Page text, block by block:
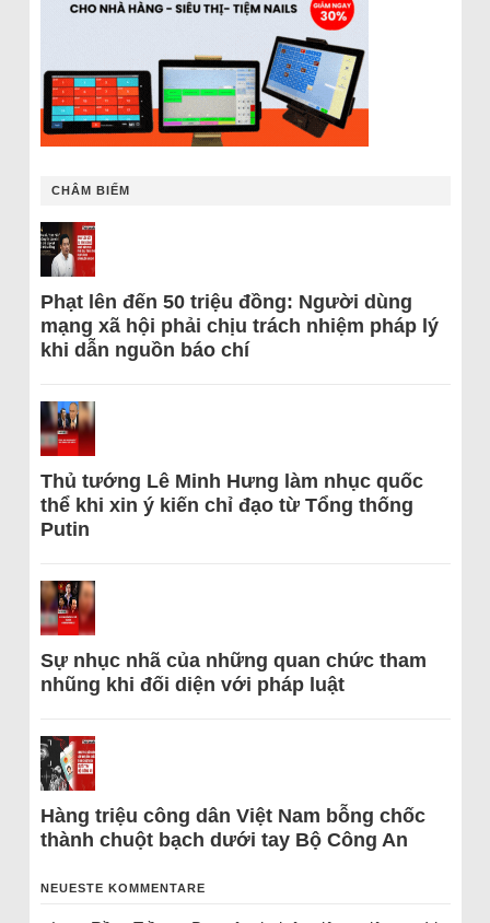
CHÂM BIẾM
Phạt lên đến 50 triệu đồng: Người dùng
mạng xã hội phải chịu trách nhiệm pháp lý
khi dẫn nguồn báo chí
Thủ tướng Lê Minh Hưng làm nhục quốc
thể khi xin ý kiến chỉ đạo từ Tổng thống
Putin
Sự nhục nhã của những quan chức tham
nhũng khi đối diện với pháp luật
Hàng triệu công dân Việt Nam bỗng chốc
thành chuột bạch dưới tay Bộ Công An
NEUESTE KOMMENTARE